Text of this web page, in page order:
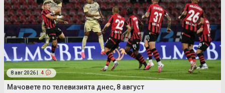
8 авг 2026 | 4
Мачовете по телевизията днес, 8 август